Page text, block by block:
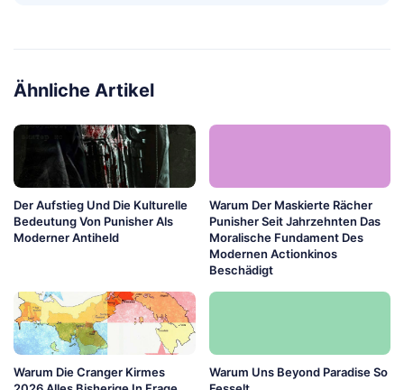
Ähnliche Artikel
Der Aufstieg Und Die Kulturelle
Bedeutung Von Punisher Als
Moderner Antiheld
Warum Der Maskierte Rächer
Punisher Seit Jahrzehnten Das
Moralische Fundament Des
Modernen Actionkinos
Beschädigt
Warum Die Cranger Kirmes
Warum Uns Beyond Paradise So